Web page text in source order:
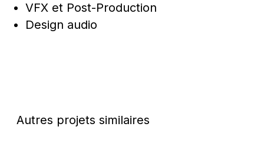
VFX et Post-Production
Design audio
Autres projets similaires